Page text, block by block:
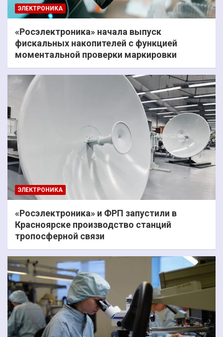
ЭЛЕКТРОНИКА
«Росэлектроника» начала выпуск
фискальных накопителей с функцией
моментальной проверки маркировки
ЭЛЕКТРОНИКА
«Росэлектроника» и ФРП запустили в
Красноярске производство станций
тропосферной связи